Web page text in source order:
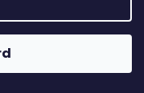
LUX-P